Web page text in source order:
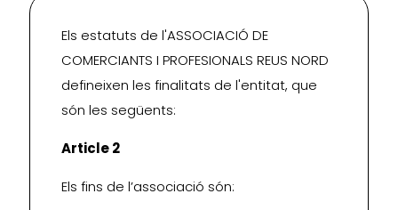
Els estatuts de l'ASSOCIACIÓ DE
COMERCIANTS I PROFESIONALS REUS NORD
defineixen les finalitats de l'entitat, que
són les següents:
Article 2
Els fins de l’associació són: